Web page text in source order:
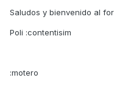
Saludos y bienvenido al
Poli :contentisim
:motero